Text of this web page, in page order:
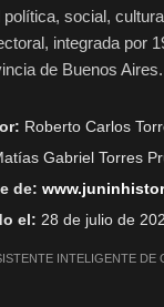
política, social,
integrada por
de Buenos Aires.
Roberto Carlos
Gabriel Torres
de:
el: 28 de julio de
INTELIGENTE DE